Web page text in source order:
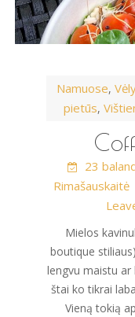
Namuose,
pietūs,
23
Rimašauskaitė
Mielos
boutique
lengvu maistu ar
štai ko tikrai
Vieną tokią